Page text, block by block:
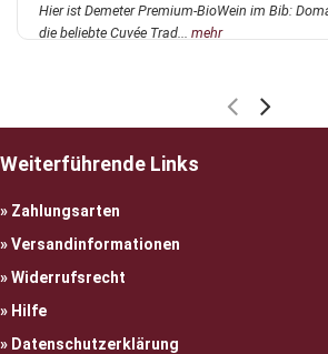
Hier ist Demeter Premium-BioWein im Bib:
die beliebte Cuvée Trad... mehr
Weiterführende Links
Zahlungsarten
Versandinformationen
Widerrufsrecht
Hilfe
Datenschutzerklärung